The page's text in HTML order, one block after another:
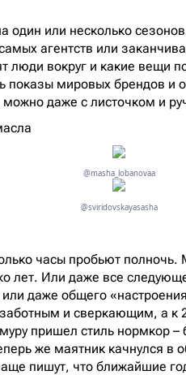
один или несколько
агентств или
люди вокруг и какие вещи
мировых брендов и
даже с листочком и
@masha_lobanovaa
@sviridovskayasasha
часы пробьют
лет. Или даже все
даже общего
и сверкающим, а к
пришел стиль нормкор –
же маятник качнулся в
пишут, что ближайшие